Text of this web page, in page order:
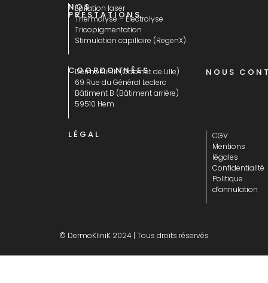
NOS
PRESTATIONS
Épilation laser
Thermolyse – Électrolyse
Tricopigmentation
Stimulation capillaire (RegenX)
COORDONNÉES
DermoKliniK (Cabinet de Lille)
69 Rue du Général Leclerc
Bâtiment B (Bâtiment arrière)
59510 Hem
NOUS
LÉGAL
CGV
Mentions
légales
Confidentialité
Politique
d’annulation
© DermoKliniK 2024 | Tous droits réservés